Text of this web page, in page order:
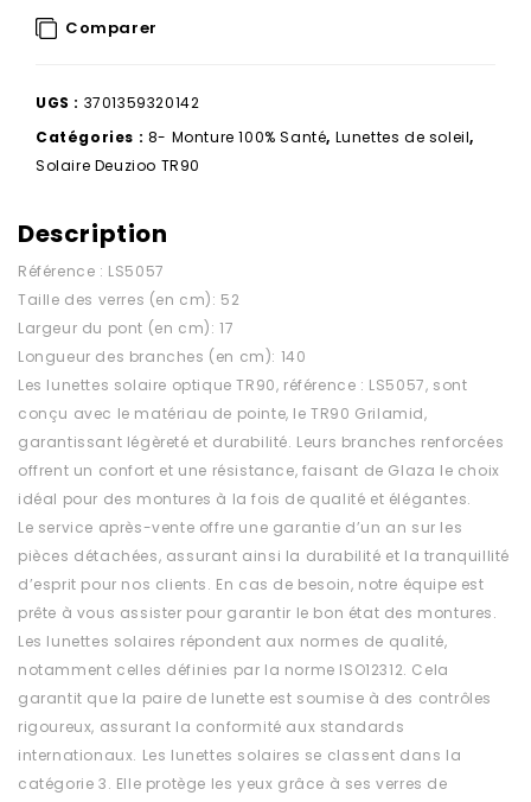
Comparer
UGS : 3701359320142
Catégories : 8- Monture 100% Santé, Lunettes de soleil,
Solaire Deuzioo TR90
Description
Référence : LS5057
Taille des verres (en cm): 52
Largeur du pont (en cm): 17
Longueur des branches (en cm): 140
Les lunettes solaire optique TR90, référence : LS5057, sont
conçu avec le matériau de pointe, le TR90 Grilamid,
garantissant légèreté et durabilité. Leurs branches renforcées
offrent un confort et une résistance, faisant de Glaza le choix
idéal pour des montures à la fois de qualité et élégantes.
Le service après-vente offre une garantie d’un an sur les
pièces détachées, assurant ainsi la durabilité et la tranquillité
d’esprit pour nos clients. En cas de besoin, notre équipe est
prête à vous assister pour garantir le bon état des montures.
Les lunettes solaires répondent aux normes de qualité,
notamment celles définies par la norme ISO12312. Cela
garantit que la paire de lunette est soumise à des contrôles
rigoureux, assurant la conformité aux standards
internationaux. Les lunettes solaires se classent dans la
catégorie 3. Elle protège les yeux grâce à ses verres de